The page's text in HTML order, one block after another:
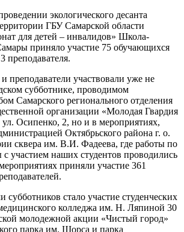
экологического десанта
ГБУ Самарской области
для детей – инвалидов» Школа-
приняло участие 75 обучающихся
преподавателя.
преподаватели участвовали уже не
субботнике, проводимом
Самарского регионального отделения
организации «Молодая Гвардия
Осипенко, 2, но и в мероприятиях,
Октябрьского района г. о.
сквера им. В.И. Фадеева, где работы по
участием наших студентов проводились
приняли участие 361
субботников стало участие студенческих
колледжа им. Н. Ляпиной 30
молодежной акции «Чистый город»
парка им. Щорса и парка